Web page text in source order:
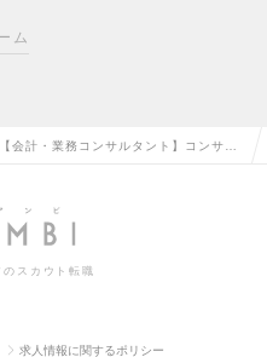
ム
【会計・業務コンサルタント】コンサル
管理の高度化」の求人情報
スカウト転職
求人情報に関するポリシー